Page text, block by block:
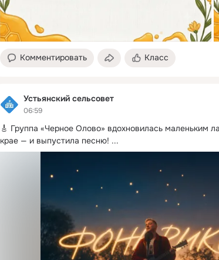
Комментировать Класс
Устьянский сельсовет
06:59
🎸 Группа «Черное Олово» вдохновилась маленьким
крае — и выпустила песню! ...